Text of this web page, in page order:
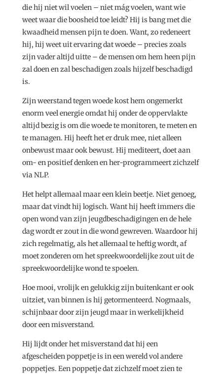
die hij niet wil voelen – niet mág voelen, want wie
weet waar die boosheid toe leidt? Hij is bang met die
kwaadheid mensen pijn te doen. Want, zo redeneert
hij, hij weet uit ervaring dat woede – precies zoals
zijn vader altijd uitte – de mensen om hem heen pijn
zal doen en zal beschadigen zoals hijzelf beschadigd
is.
Zijn weerstand tegen woede kost hem ongemerkt
enorm veel energie omdat hij onder de oppervlakte
altijd bezig is om die woede te monitoren, te meten en
te managen. Hij heeft het er druk mee, niet alleen
onbewust maar ook bewust. Hij mediteert, doet aan
om- en positief denken en her-programmeert zichzelf
via NLP.
Het helpt allemaal maar een klein beetje. Niet genoeg,
maar dat vindt hij logisch. Want hij heeft immers die
open wond van zijn jeugdbeschadigingen en de hele
dag wordt er zout in die wond gewreven. Waardoor hij
zich regelmatig, als het allemaal te heftig wordt, af
moet zonderen om het spreekwoordelijke zout uit de
spreekwoordelijke wond te spoelen.
Hoe mooi, vrolijk en gelukkig zijn buitenkant er ook
uitziet, van binnen is hij getormenteerd. Nogmaals,
schijnbaar door zijn jeugd maar in werkelijkheid
door een misverstand.
Hij lijdt onder het misverstand dat hij een
afgescheiden poppetje is in een wereld vol andere
poppetjes. Een poppetje dat zichzelf moet zien te